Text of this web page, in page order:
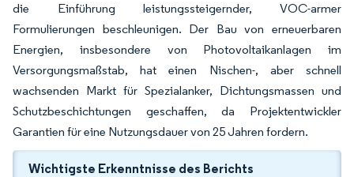
die Einführung leistungssteigernder, VOC-armer
Formulierungen beschleunigen. Der Bau von erneuerbaren
Energien, insbesondere von Photovoltaikanlagen im
Versorgungsmaßstab, hat einen Nischen-, aber schnell
wachsenden Markt für Spezialanker, Dichtungsmassen und
Schutzbeschichtungen geschaffen, da Projektentwickler
Garantien für eine Nutzungsdauer von 25 Jahren fordern.
Wichtigste Erkenntnisse des Berichts